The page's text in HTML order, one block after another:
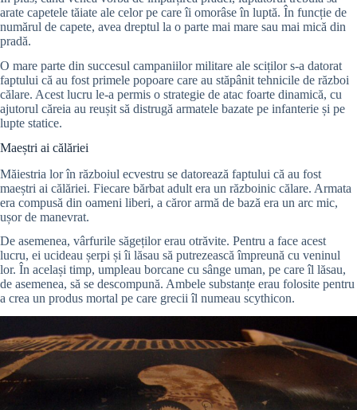
arate capetele tăiate ale celor pe care îi omorâse în luptă. În funcție de
numărul de capete, avea dreptul la o parte mai mare sau mai mică din
pradă.
O mare parte din succesul campaniilor militare ale sciților s-a datorat
faptului că au fost primele popoare care au stăpânit tehnicile de război
călare. Acest lucru le-a permis o strategie de atac foarte dinamică, cu
ajutorul căreia au reușit să distrugă armatele bazate pe infanterie și pe
lupte statice.
Maeștri ai călăriei
Măiestria lor în războiul ecvestru se datorează faptului că au fost
maeștri ai călăriei. Fiecare bărbat adult era un războinic călare. Armata
era compusă din oameni liberi, a căror armă de bază era un arc mic,
ușor de manevrat.
De asemenea, vârfurile săgeților erau otrăvite. Pentru a face acest
lucru, ei ucideau șerpi și îi lăsau să putrezească împreună cu veninul
lor. În același timp, umpleau borcane cu sânge uman, pe care îl lăsau,
de asemenea, să se descompună. Ambele substanțe erau folosite pentru
a crea un produs mortal pe care grecii îl numeau scythicon.